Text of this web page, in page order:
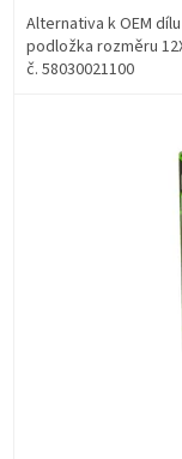
Alternativa k OEM
podložka rozměru
č. 58030021100